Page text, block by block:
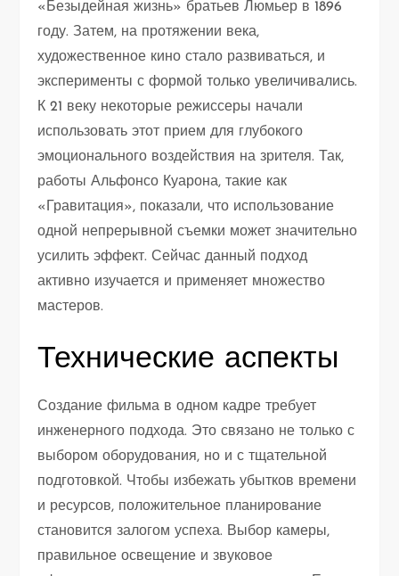
«Безыдейная жизнь» братьев Люмьер в 1896
году. Затем, на протяжении века,
художественное кино стало развиваться, и
эксперименты с формой только увеличивались.
К 21 веку некоторые режиссеры начали
использовать этот прием для глубокого
эмоционального воздействия на зрителя. Так,
работы Альфонсо Куарона, такие как
«Гравитация», показали, что использование
одной непрерывной съемки может значительно
усилить эффект. Сейчас данный подход
активно изучается и применяет множество
мастеров.
Технические аспекты
Создание фильма в одном кадре требует
инженерного подхода. Это связано не только с
выбором оборудования, но и с тщательной
подготовкой. Чтобы избежать убытков времени
и ресурсов, положительное планирование
становится залогом успеха. Выбор камеры,
правильное освещение и звуковое